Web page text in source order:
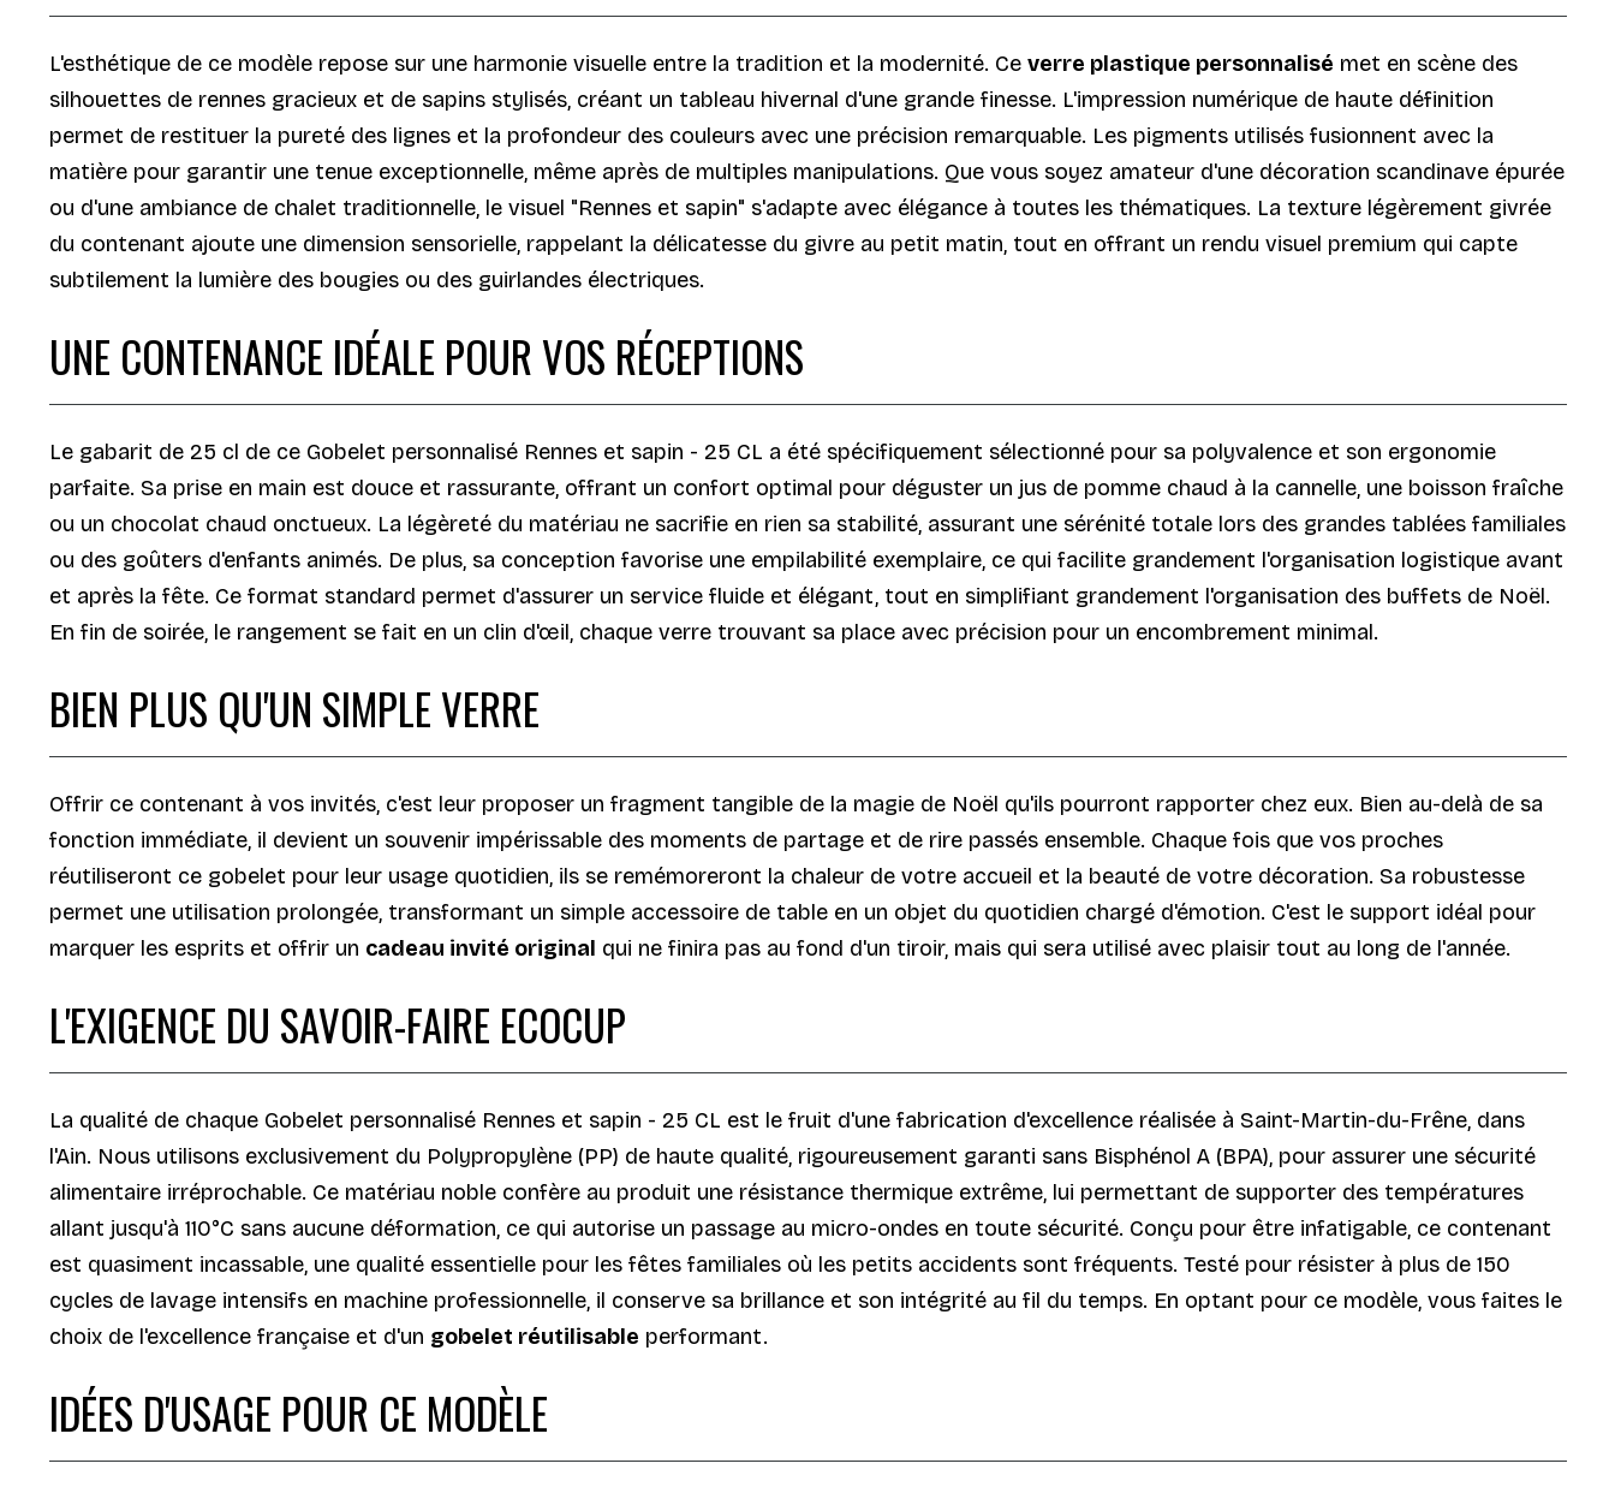
L'esthétique de ce modèle repose sur une harmonie visuelle entre la tradition et la modernité. Ce verre plastique personnalisé met en scène des
silhouettes de rennes gracieux et de sapins stylisés, créant un tableau hivernal d'une grande finesse. L'impression numérique de haute définition
permet de restituer la pureté des lignes et la profondeur des couleurs avec une précision remarquable. Les pigments utilisés fusionnent avec la
matière pour garantir une tenue exceptionnelle, même après de multiples manipulations. Que vous soyez amateur d'une décoration scandinave épurée
ou d'une ambiance de chalet traditionnelle, le visuel "Rennes et sapin" s'adapte avec élégance à toutes les thématiques. La texture légèrement givrée
du contenant ajoute une dimension sensorielle, rappelant la délicatesse du givre au petit matin, tout en offrant un rendu visuel premium qui capte
subtilement la lumière des bougies ou des guirlandes électriques.
UNE CONTENANCE IDÉALE POUR VOS RÉCEPTIONS
Le gabarit de 25 cl de ce Gobelet personnalisé Rennes et sapin - 25 CL a été spécifiquement sélectionné pour sa polyvalence et son ergonomie
parfaite. Sa prise en main est douce et rassurante, offrant un confort optimal pour déguster un jus de pomme chaud à la cannelle, une boisson fraîche
ou un chocolat chaud onctueux. La légèreté du matériau ne sacrifie en rien sa stabilité, assurant une sérénité totale lors des grandes tablées familiales
ou des goûters d'enfants animés. De plus, sa conception favorise une empilabilité exemplaire, ce qui facilite grandement l'organisation logistique avant
et après la fête. Ce format standard permet d'assurer un service fluide et élégant, tout en simplifiant grandement l'organisation des buffets de Noël.
En fin de soirée, le rangement se fait en un clin d'œil, chaque verre trouvant sa place avec précision pour un encombrement minimal.
BIEN PLUS QU'UN SIMPLE VERRE
Offrir ce contenant à vos invités, c'est leur proposer un fragment tangible de la magie de Noël qu'ils pourront rapporter chez eux. Bien au-delà de sa
fonction immédiate, il devient un souvenir impérissable des moments de partage et de rire passés ensemble. Chaque fois que vos proches
réutiliseront ce gobelet pour leur usage quotidien, ils se remémoreront la chaleur de votre accueil et la beauté de votre décoration. Sa robustesse
permet une utilisation prolongée, transformant un simple accessoire de table en un objet du quotidien chargé d'émotion. C'est le support idéal pour
marquer les esprits et offrir un cadeau invité original qui ne finira pas au fond d'un tiroir, mais qui sera utilisé avec plaisir tout au long de l'année.
L'EXIGENCE DU SAVOIR-FAIRE ECOCUP
La qualité de chaque Gobelet personnalisé Rennes et sapin - 25 CL est le fruit d'une fabrication d'excellence réalisée à Saint-Martin-du-Frêne, dans
l'Ain. Nous utilisons exclusivement du Polypropylène (PP) de haute qualité, rigoureusement garanti sans Bisphénol A (BPA), pour assurer une sécurité
alimentaire irréprochable. Ce matériau noble confère au produit une résistance thermique extrême, lui permettant de supporter des températures
allant jusqu'à 110°C sans aucune déformation, ce qui autorise un passage au micro-ondes en toute sécurité. Conçu pour être infatigable, ce contenant
est quasiment incassable, une qualité essentielle pour les fêtes familiales où les petits accidents sont fréquents. Testé pour résister à plus de 150
cycles de lavage intensifs en machine professionnelle, il conserve sa brillance et son intégrité au fil du temps. En optant pour ce modèle, vous faites le
choix de l'excellence française et d'un gobelet réutilisable performant.
IDÉES D'USAGE POUR CE MODÈLE